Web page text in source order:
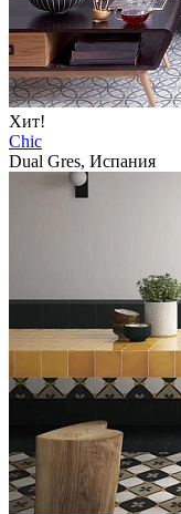
Хит!
Chic
Dual Gres, Испания